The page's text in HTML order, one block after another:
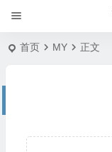
首页 MY 正文